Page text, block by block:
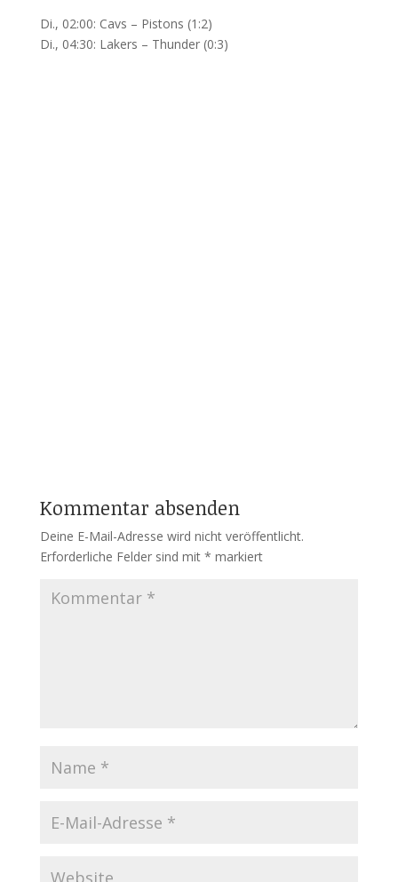
Di., 02:00: Cavs – Pistons (1:2)
Di., 04:30: Lakers – Thunder (0:3)
Kommentar absenden
Deine E-Mail-Adresse wird nicht veröffentlicht.
Erforderliche Felder sind mit * markiert